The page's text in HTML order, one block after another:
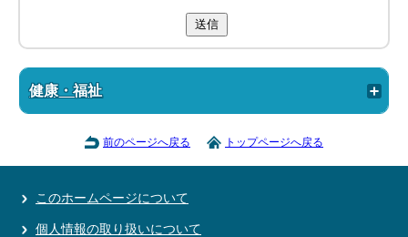
送信
健康・福祉
前のページへ戻る トップページへ戻る
このホームページについて
個人情報の取り扱いについて